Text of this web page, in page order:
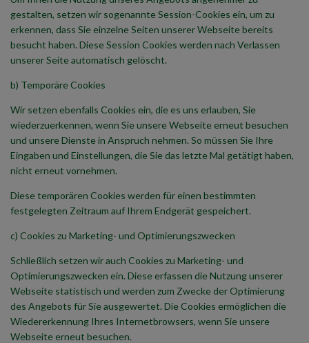
gestalten, setzen wir sogenannte Session-Cookies ein, um zu
erkennen, dass Sie einzelne Seiten unserer Webseite bereits
besucht haben. Diese Session Cookies werden nach Verlassen
unserer Seite automatisch gelöscht.
b) Temporäre Cookies
Wir setzen ebenfalls Cookies ein, die es uns erlauben, Sie
wiederzuerkennen, wenn Sie unsere Webseite erneut besuchen
und unsere Dienste in Anspruch nehmen. So müssen Sie Ihre
Eingaben und Einstellungen, die Sie das letzte Mal getätigt haben,
nicht erneut vornehmen.
Diese temporären Cookies werden für einen bestimmten
festgelegten Zeitraum auf Ihrem Endgerät gespeichert.
c) Cookies zu Marketing- und Optimierungszwecken
Schließlich setzen wir auch Cookies zu Marketing- und
Optimierungszwecken ein. Diese erfassen die Nutzung unserer
Webseite statistisch und werden zum Zwecke der Optimierung
des Angebots für Sie ausgewertet. Die Cookies ermöglichen die
Wiedererkennung Ihres Internetbrowsers, wenn Sie unsere
Webseite erneut besuchen.